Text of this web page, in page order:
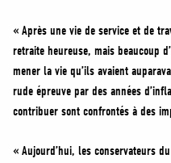
« Après une vie de service et de
retraite heureuse, mais beaucoup
mener la vie qu’ils avaient
rude épreuve par des années
contribuer sont confrontés à des
« Aujourd’hui, les conservateurs